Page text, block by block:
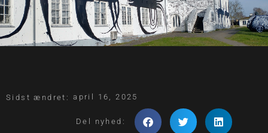
Sidst ændret: april 16, 2025
Del nyhed: